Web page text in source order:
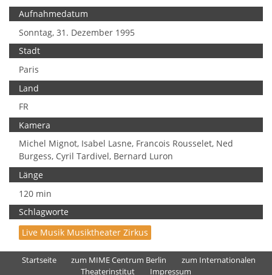
Aufnahmedatum
Sonntag, 31. Dezember 1995
Stadt
Paris
Land
FR
Kamera
Michel Mignot, Isabel Lasne, Francois Rousselet, Ned
Burgess, Cyril Tardivel, Bernard Luron
Länge
120 min
Schlagworte
Live Musik Musiktheater Zirkus
Startseite zum MIME Centrum Berlin
zum Internationalen
Theaterinstitut
Impressum